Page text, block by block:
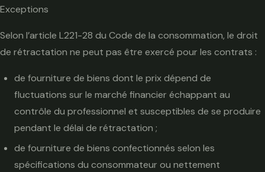
Exceptions
Selon l’article L221-28 du Code de la consommation, le droit
de rétractation ne peut pas être exercé pour les contrats :
de fourniture de biens dont le prix dépend de
fluctuations sur le marché financier échappant au
contrôle du professionnel et susceptibles de se produire
pendant le délai de rétractation ;
de fourniture de biens confectionnés selon les
spécifications du consommateur ou nettement